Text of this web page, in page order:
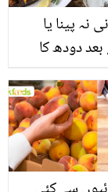
نہ پینا یا
دودھ کا
فہمیوں کی
اور افواہ